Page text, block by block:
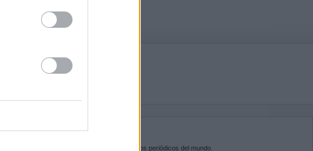
es la puerta de entrada a los periódicos del mundo.